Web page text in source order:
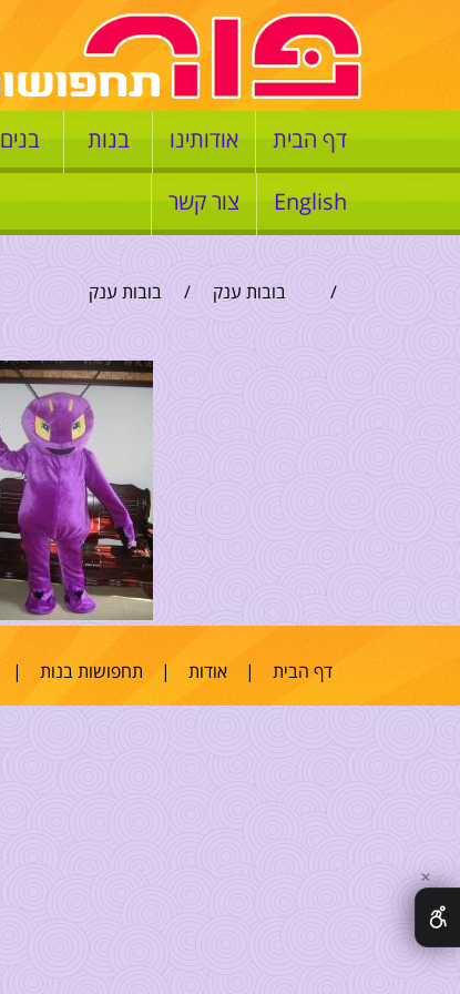
דף הבית אודותינו בנות בנים
English צור קשר
/ בובות ענק / בובות ענק
דף הבית | אודות | תחפושות בנות |
✕